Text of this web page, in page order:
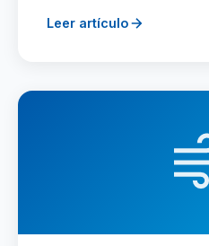
Leer artículo